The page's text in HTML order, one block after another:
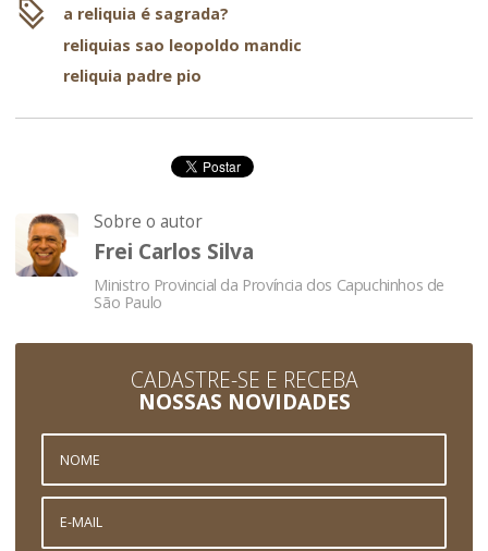
a reliquia é sagrada?
reliquias sao leopoldo mandic
reliquia padre pio
Sobre o autor
Frei Carlos Silva
Ministro Provincial da Província dos Capuchinhos de
São Paulo
CADASTRE-SE E RECEBA
NOSSAS NOVIDADES